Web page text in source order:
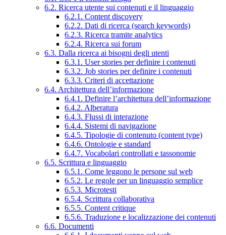
6.2. Ricerca utente sui contenuti e il linguaggio
6.2.1. Content discovery
6.2.2. Dati di ricerca (search keywords)
6.2.3. Ricerca tramite analytics
6.2.4. Ricerca sui forum
6.3. Dalla ricerca ai bisogni degli utenti
6.3.1. User stories per definire i contenuti
6.3.2. Job stories per definire i contenuti
6.3.3. Criteri di accettazione
6.4. Architettura dell’informazione
6.4.1. Definire l’architettura dell’informazione
6.4.2. Alberatura
6.4.3. Flussi di interazione
6.4.4. Sistemi di navigazione
6.4.5. Tipologie di contenuto (content type)
6.4.6. Ontologie e standard
6.4.7. Vocabolari controllati e tassonomie
6.5. Scrittura e linguaggio
6.5.1. Come leggono le persone sul web
6.5.2. Le regole per un linguaggio semplice
6.5.3. Microtesti
6.5.4. Scrittura collaborativa
6.5.5. Content critique
6.5.6. Traduzione e localizzazione dei contenuti
6.6. Documenti